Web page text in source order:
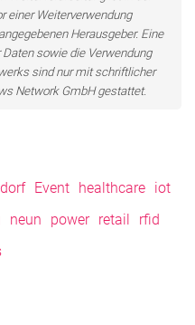
einer Weiterverwendung
Herausgeber. Eine
sowie die Verwendung
sind nur mit schriftlicher
Network GmbH gestattet.
Event healthcare iot
neun power retail
rfid